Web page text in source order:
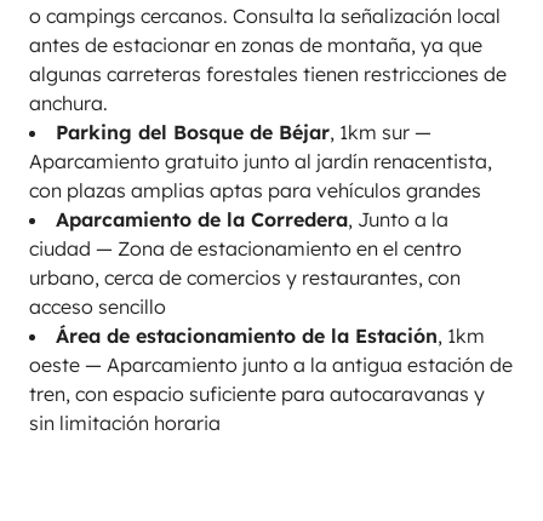
o campings cercanos. Consulta la señalización local
antes de estacionar en zonas de montaña, ya que
algunas carreteras forestales tienen restricciones de
anchura.
Parking del Bosque de Béjar, 1km sur —
Aparcamiento gratuito junto al jardín renacentista,
con plazas amplias aptas para vehículos grandes
Aparcamiento de la Corredera, Junto a la
ciudad — Zona de estacionamiento en el centro
urbano, cerca de comercios y restaurantes, con
acceso sencillo
Área de estacionamiento de la Estación, 1km
oeste — Aparcamiento junto a la antigua estación de
tren, con espacio suficiente para autocaravanas y
sin limitación horaria